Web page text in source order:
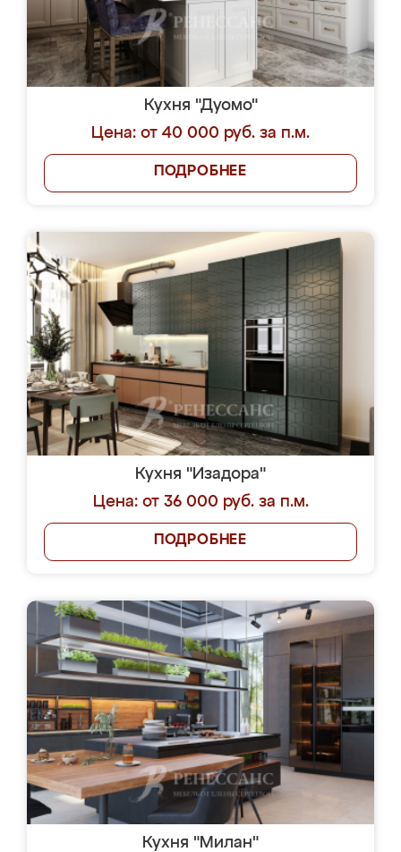
Кухня "Дуомо"
Цена: от 40 000 руб. за п.м.
ПОДРОБНЕЕ
Кухня "Изадора"
Цена: от 36 000 руб. за п.м.
ПОДРОБНЕЕ
Кухня "Милан"